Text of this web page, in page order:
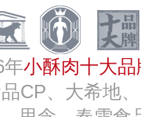
年小酥肉十大
CP、大希地